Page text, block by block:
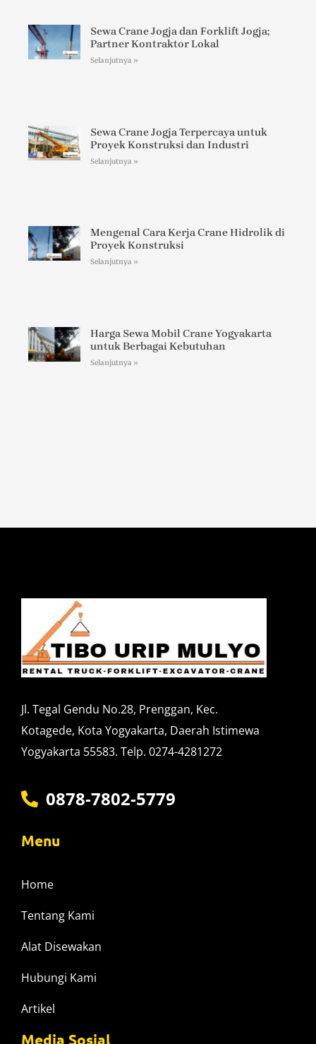
Sewa Crane Jogja dan Forklift Jogja;
Partner Kontraktor Lokal
Selanjutnya »
Sewa Crane Jogja Terpercaya untuk
Proyek Konstruksi dan Industri
Selanjutnya »
Mengenal Cara Kerja Crane Hidrolik di
Proyek Konstruksi
Selanjutnya »
Harga Sewa Mobil Crane Yogyakarta
untuk Berbagai Kebutuhan
Selanjutnya »
Jl. Tegal Gendu No.28, Prenggan, Kec.
Kotagede, Kota Yogyakarta, Daerah Istimewa
Yogyakarta 55583. Telp. 0274-4281272
0878-7802-5779
Menu
Home
Tentang Kami
Alat Disewakan
Hubungi Kami
Artikel
Media Sosial